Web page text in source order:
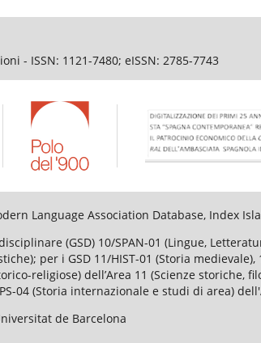
- ISSN: 1121-7480; eISSN: 2785-7743
Language Association Database, Index
(GSD) 10/SPAN-01 (Lingue,
per i GSD 11/HIST-01 (Storia medievale),
religiose) dell’Area 11 (Scienze storiche,
04 (Storia internazionale e studi di area)
de Barcelona